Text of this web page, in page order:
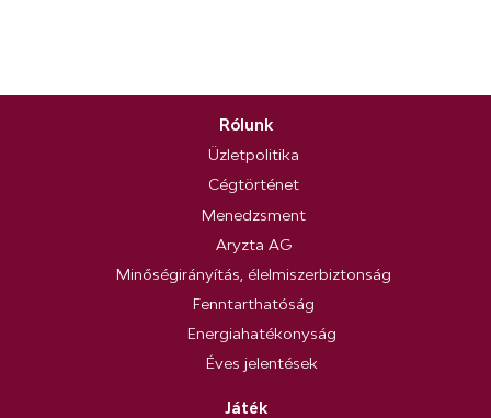
Rólunk
Üzletpolitika
Cégtörténet
Menedzsment
Aryzta AG
Minőségirányítás, élelmiszerbiztonság
Fenntarthatóság
Energiahatékonyság
Éves jelentések
Játék